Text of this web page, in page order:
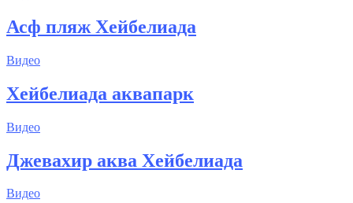
Асф пляж Хейбелиада
Видео
Хейбелиада аквапарк
Видео
Джевахир аква Хейбелиада
Видео